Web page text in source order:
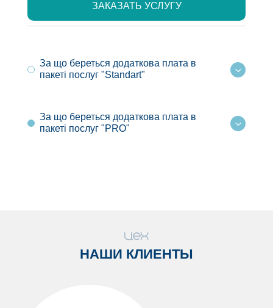
1400 грн 2305 грн
кожа)
За що береться додаткова плата в
пакеті послуг "Standart"
За що береться додаткова плата в
пакеті послуг "PRO"
НАШИ КЛИЕНТЫ